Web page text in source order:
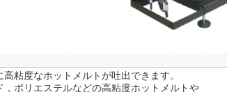
粘度なホットメルトが吐出できます。
ポリエステルなどの高粘度ホットメルトや